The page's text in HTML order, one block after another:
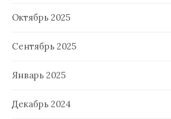
Октябрь 2025
Сентябрь 2025
Январь 2025
Декабрь 2024